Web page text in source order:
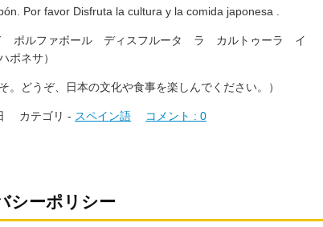
Por favor Disfruta la cultura y la comida japonesa .
ポルファボール ディスフルータ ラ カルトゥーラ イ
ネサ）
。どうぞ、日本の文化や食事を楽しんでください。）
カテゴリ - スペイン語 コメント : 0
シーポリシー